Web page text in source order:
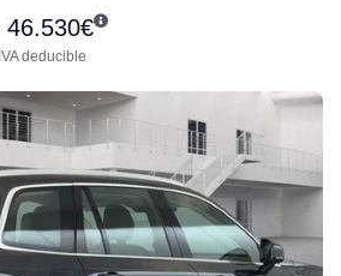
46.530€
IVA deducible